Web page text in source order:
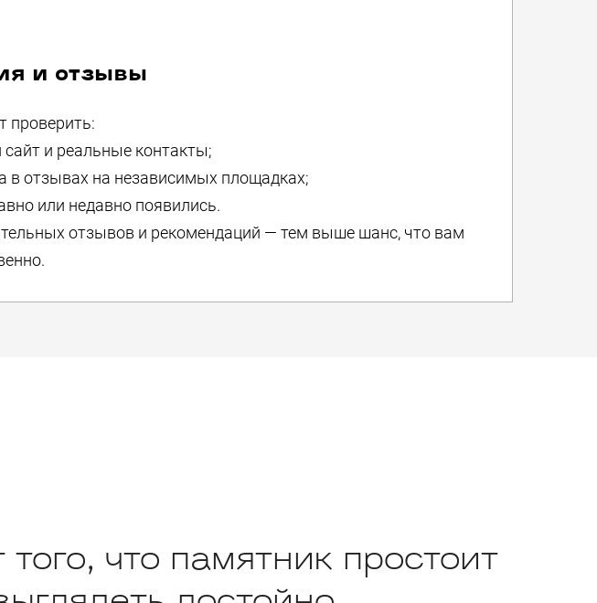
и отзывы
проверить:
сайт и реальные контакты;
в отзывах на независимых площадках;
или недавно появились.
отзывов и рекомендаций — тем выше шанс, что вам
что памятник простоит